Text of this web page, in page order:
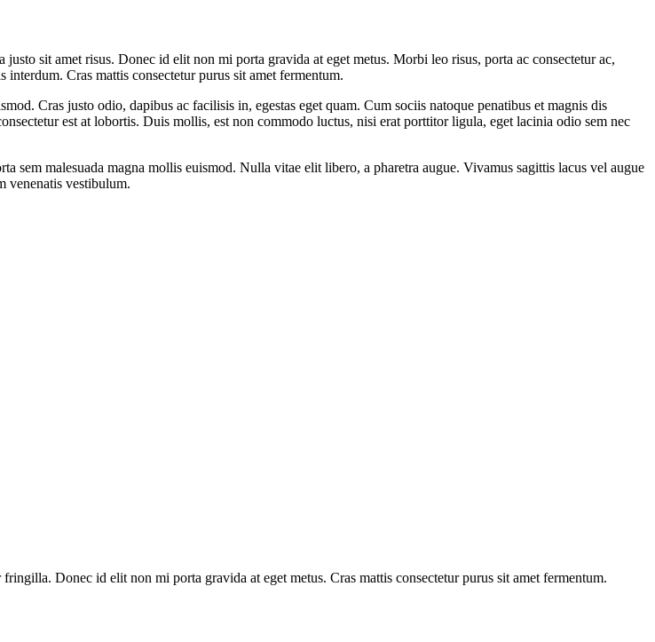
sit amet risus. Donec id elit non mi porta gravida at eget metus. Morbi leo risus, porta ac consectetur ac,
Cras mattis consectetur purus sit amet fermentum.
Cras justo odio, dapibus ac facilisis in, egestas eget quam. Cum sociis natoque penatibus et magnis dis
est at lobortis. Duis mollis, est non commodo luctus, nisi erat porttitor ligula, eget lacinia odio sem nec
sem malesuada magna mollis euismod. Nulla vitae elit libero, a pharetra augue. Vivamus sagittis lacus vel augue
venenatis vestibulum.
Donec id elit non mi porta gravida at eget metus. Cras mattis consectetur purus sit amet fermentum.